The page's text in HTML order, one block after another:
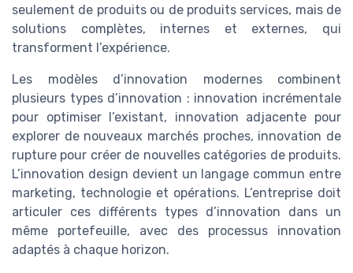
seulement de produits ou de produits services, mais de
solutions complètes, internes et externes, qui
transforment l’expérience.
Les modèles d’innovation modernes combinent
plusieurs types d’innovation : innovation incrémentale
pour optimiser l’existant, innovation adjacente pour
explorer de nouveaux marchés proches, innovation de
rupture pour créer de nouvelles catégories de produits.
L’innovation design devient un langage commun entre
marketing, technologie et opérations. L’entreprise doit
articuler ces différents types d’innovation dans un
même portefeuille, avec des processus innovation
adaptés à chaque horizon.